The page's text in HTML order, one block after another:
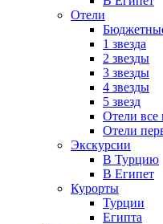
Отели
1 звезда
2 звезды
3 звезды
4 звезды
5 звезд
Отели все
Отели
Экскурсии
В Турцию
В Египет
Курорты
Турции
Египта